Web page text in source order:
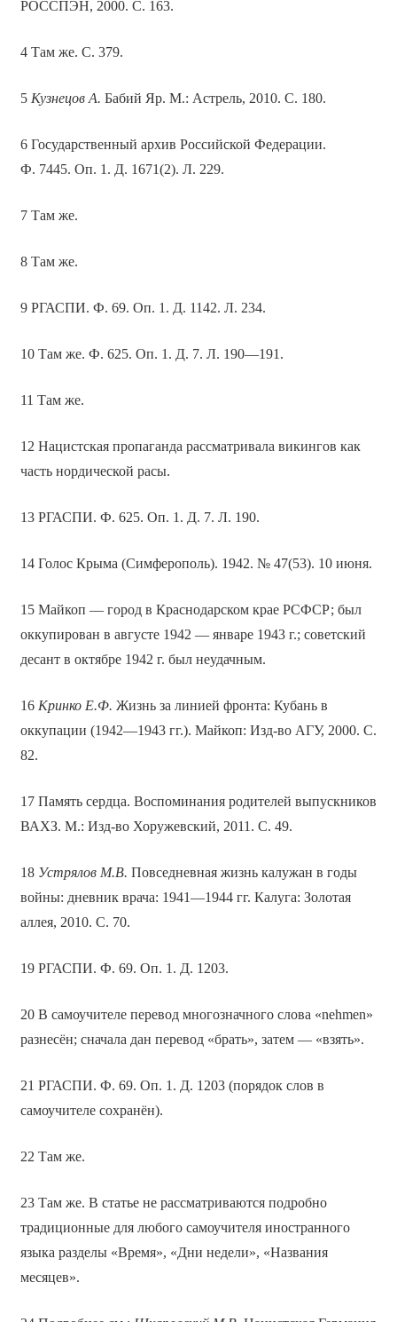
РОССПЭН, 2000. С. 163.
4 Там же. С. 379.
5 Кузнецов А. Бабий Яр. М.: Астрель, 2010. С. 180.
6 Государственный архив Российской Федерации.
Ф. 7445. Оп. 1. Д. 1671(2). Л. 229.
7 Там же.
8 Там же.
9 РГАСПИ. Ф. 69. Оп. 1. Д. 1142. Л. 234.
10 Там же. Ф. 625. Оп. 1. Д. 7. Л. 190—191.
11 Там же.
12 Нацистская пропаганда рассматривала викингов как
часть нордической расы.
13 РГАСПИ. Ф. 625. Оп. 1. Д. 7. Л. 190.
14 Голос Крыма (Симферополь). 1942. № 47(53). 10 июня.
15 Майкоп — город в Краснодарском крае РСФСР; был
оккупирован в августе 1942 — январе 1943 г.; советский
десант в октябре 1942 г. был неудачным.
16 Кринко Е.Ф. Жизнь за линией фронта: Кубань в
оккупации (1942—1943 гг.). Майкоп: Изд-во АГУ, 2000. С.
82.
17 Память сердца. Воспоминания родителей выпускников
ВАХЗ. М.: Изд-во Хоружевский, 2011. С. 49.
18 Устрялов М.В. Повседневная жизнь калужан в годы
войны: дневник врача: 1941—1944 гг. Калуга: Золотая
аллея, 2010. С. 70.
19 РГАСПИ. Ф. 69. Оп. 1. Д. 1203.
20 В самоучителе перевод многозначного слова «nehmen»
разнесён; сначала дан перевод «брать», затем — «взять».
21 РГАСПИ. Ф. 69. Оп. 1. Д. 1203 (порядок слов в
самоучителе сохранён).
22 Там же.
23 Там же. В статье не рассматриваются подробно
традиционные для любого самоучителя иностранного
языка разделы «Время», «Дни недели», «Названия
месяцев».